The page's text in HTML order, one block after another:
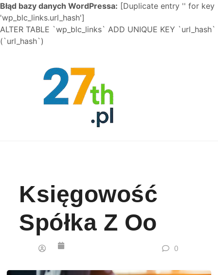
Błąd bazy danych WordPressa: [Duplicate entry '' for key
'wp_blc_links.url_hash']
ALTER TABLE `wp_blc_links` ADD UNIQUE KEY `url_hash`
(`url_hash`)
Księgowość
Spółka Z Oo
0